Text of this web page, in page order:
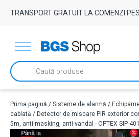
TRANSPORT GRATUIT LA COMENZI
Products
search
Prima pagină / Sisteme de alarmă /
cablată / Detector de miscare PIR exterior
5m, anti-masking, anti-vandal - OPTEX SIP-